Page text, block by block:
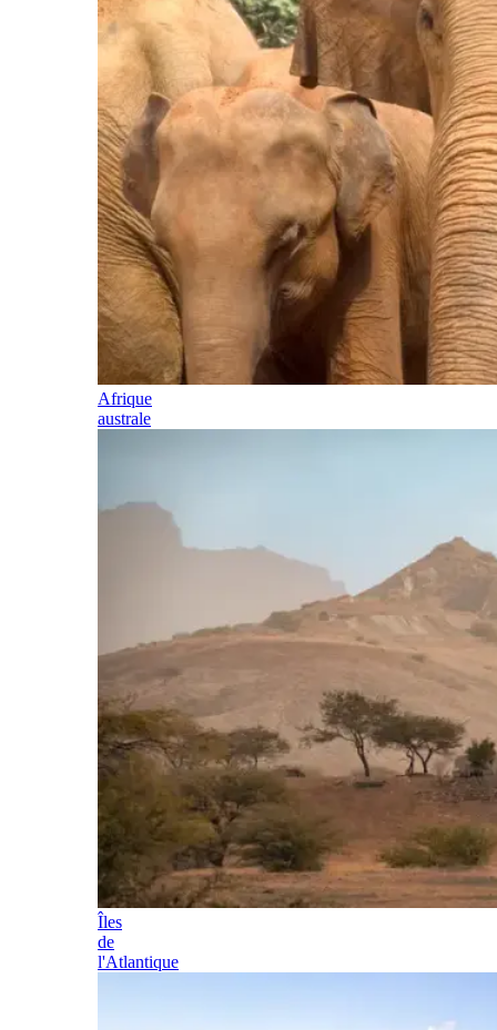
Afrique
australe
Îles
de
l'Atlantique